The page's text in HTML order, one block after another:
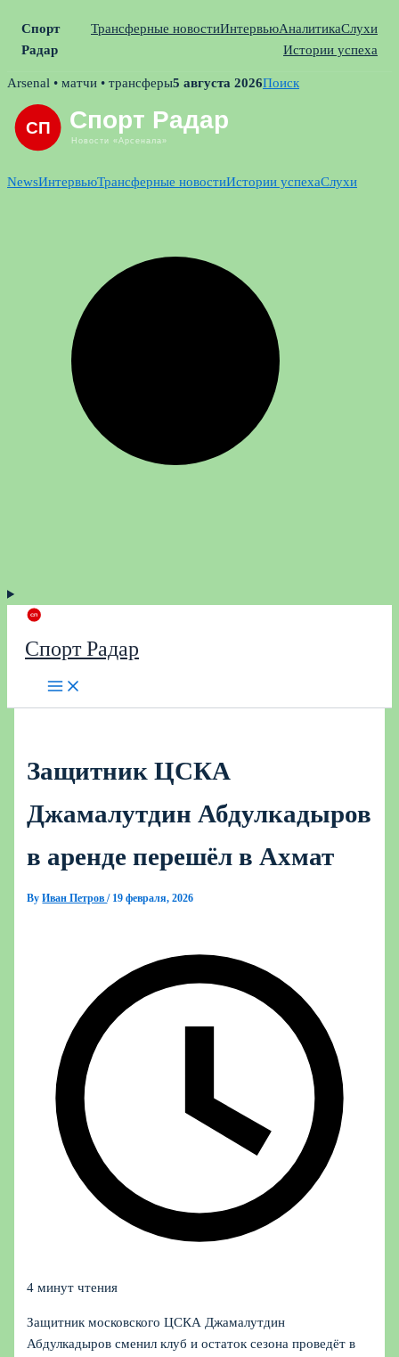
Спорт
Радар
Трансферные новостиИнтервьюАналитикаСлухи
Истории успеха
Skip
content
Arsenal • матчи • трансферы5 августа 2026Поиск
NewsИнтервьюТрансферные новостиИстории успехаСлухи
Спорт Радар
Защитник ЦСКА
Джамалутдин Абдулкадыров
в аренде перешёл в Ахмат
ByИван Петров/ 19 февраля, 2026
4 минут чтения
Защитник московского ЦСКА Джамалутдин
Абдулкадыров сменил клуб и остаток сезона проведёт в